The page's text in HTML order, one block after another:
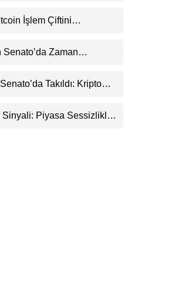
İşlem Çiftini
Zaman
Takıldı: Kripto
Sinyali: Piyasa Sessizlikle